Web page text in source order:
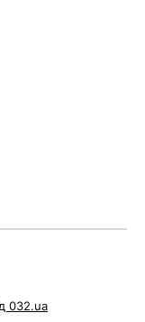
032.ua